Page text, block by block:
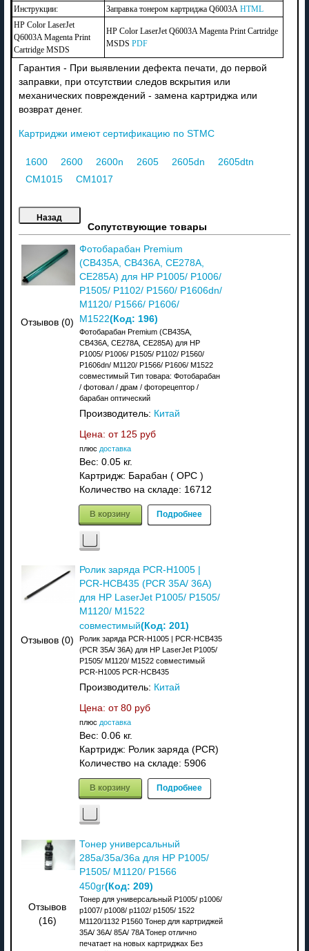
Инструкции: Заправка тонером картриджа Q6003A HTML
HP Color LaserJet
Q6003A Magenta Print
Cartridge MSDS
HP Color LaserJet Q6003A Magenta Print Cartridge
MSDS PDF
Гарантия - При выявлении дефекта печати, до первой
заправки, при отсутствии следов вскрытия или
механических повреждений - замена картриджа или
возврат денег.
Картриджи имеют сертификацию по STMC
1600 2600 2600n 2605 2605dn
2605dtn
CM1015
CM1017
Сопутствующие товары
Отзывов (0)
Фотобарабан Premium
(CB435A, CB436A, CE278A,
CE285A) для HP P1005/ P1006/
P1505/ P1102/ P1560/ P1606dn/
M1120/ P1566/ P1606/
M1522(Код: 196)
Фотобарабан Premium (CB435A,
CB436A, CE278A, CE285A) для HP
P1005/ P1006/ P1505/ P1102/ P1560/
P1606dn/ M1120/ P1566/ P1606/ M1522
совместимый Тип товара: Фотобарабан
/ фотовал / драм / фоторецептор /
барабан оптический
Производитель: Китай
Цена: от 125 руб
плюс доставка
Вес: 0.05 кг.
Картридж: Барабан ( OPC )
Количество на складе: 16712
В корзину Подробнее
Отзывов (0)
Ролик заряда PCR-H1005 |
PCR-HCB435 (PCR 35A/ 36A)
для HP LaserJet P1005/ P1505/
M1120/ M1522
совместимый(Код: 201)
Ролик заряда PCR-H1005 | PCR-HCB435
(PCR 35A/ 36A) для HP LaserJet P1005/
P1505/ M1120/ M1522 совместимый
PCR-H1005 PCR-HCB435
Производитель: Китай
Цена: от 80 руб
плюс доставка
Вес: 0.06 кг.
Картридж: Ролик заряда (PCR)
Количество на складе: 5906
В корзину Подробнее
Отзывов
(16)
Тонер универсальный
285a/35a/36a для HP P1005/
P1505/ M1120/ P1566
450gr(Код: 209)
Тонер для универсальный P1005/ p1006/
p1007/ p1008/ p1102/ p1505/ 1522
M1120/1132 P1560 Тонер для картриджей
35A/ 36A/ 85A/ 78A Тонер отлично
печатает на новых картриджах Без